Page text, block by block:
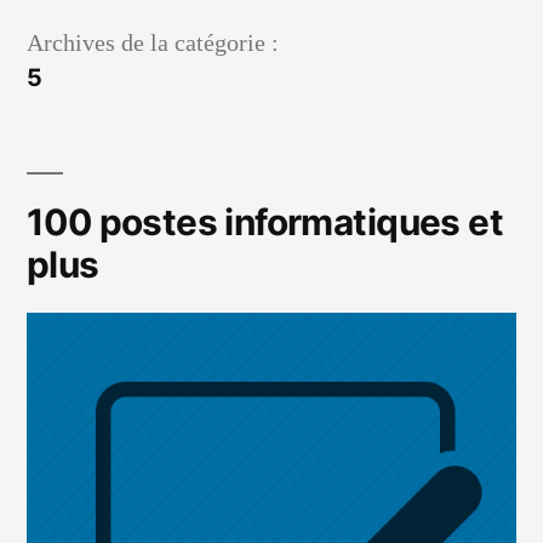
contenu
Archives de la catégorie :
5
100 postes informatiques et
plus